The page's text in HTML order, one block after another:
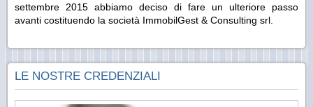
settembre 2015 abbiamo deciso di fare un ulteriore passo
avanti costituendo la società ImmobilGest & Consulting srl.
LE NOSTRE CREDENZIALI